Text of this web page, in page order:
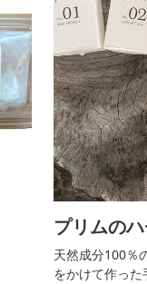
プリムの
天然成分100％
をかけて作った